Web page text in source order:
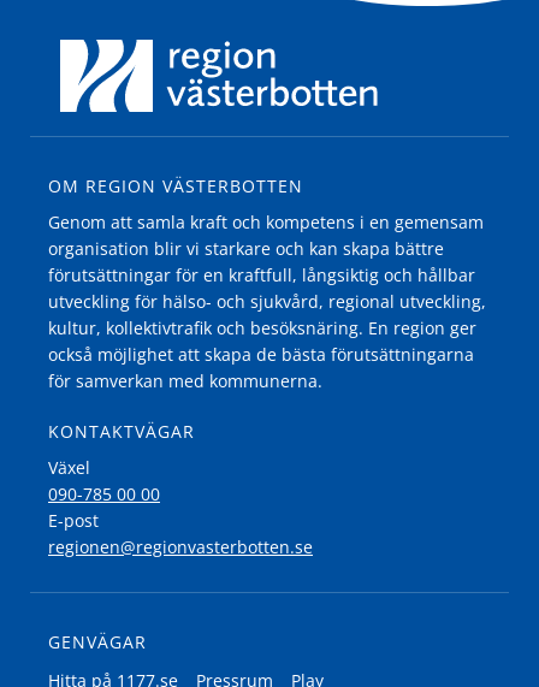
OM REGION VÄSTERBOTTEN
Genom att samla kraft och kompetens i en gemensam
organisation blir vi starkare och kan skapa bättre
förutsättningar för en kraftfull, långsiktig och hållbar
utveckling för hälso- och sjukvård, regional utveckling,
kultur, kollektivtrafik och besöksnäring. En region ger
också möjlighet att skapa de bästa förutsättningarna
för samverkan med kommunerna.
KONTAKTVÄGAR
Växel
090-785 00 00
E-post
regionen@regionvasterbotten.se
GENVÄGAR
Hitta på 1177.se
Pressrum Play